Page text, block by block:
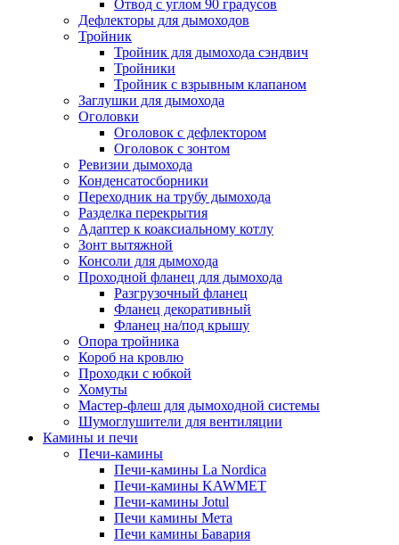
Отвод с углом 90 градусов
Дефлекторы для дымоходов
Тройник
Тройник для дымохода сэндвич
Тройники
Тройник с взрывным клапаном
Заглушки для дымохода
Оголовки
Оголовок с дефлектором
Оголовок с зонтом
Ревизии дымохода
Конденсатосборники
Переходник на трубу дымохода
Разделка перекрытия
Адаптер к коаксиальному котлу
Зонт вытяжной
Консоли для дымохода
Проходной фланец для дымохода
Разгрузочный фланец
Фланец декоративный
Фланец на/под крышу
Опора тройника
Короб на кровлю
Проходки с юбкой
Хомуты
Мастер-флеш для дымоходной системы
Шумоглушители для вентиляции
Камины и печи
Печи-камины
Печи-камины La Nordica
Печи-камины KAWMET
Печи-камины Jotul
Печи камины Мета
Печи камины Бавария